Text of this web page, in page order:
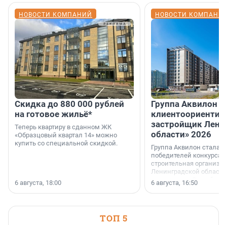
НОВОСТИ КОМПАНИЙ
Скидка до 880 000 рублей
на готовое жильё*
Теперь квартиру в сданном ЖК
«Образцовый квартал 14» можно
купить со специальной скидкой.
6 августа, 18:00
НОВОСТИ
Группа Аквилон
застройщик
области» 2026
Группа Аквилон стала
победителей конкурса
строительная
Ленинградской области
номинации «Самый
застройщик
области».
6 августа, 16:50
ТОП 5